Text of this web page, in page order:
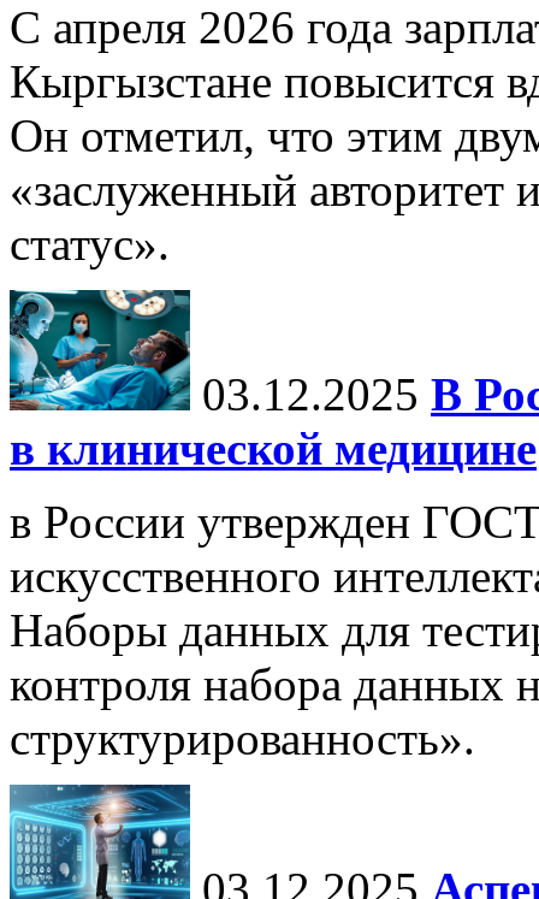
С апреля 2026 года
Кыргызстане повысится
Он отметил, что этим
«заслуженный
статус».
03.12.2025 В
в клинической медицине
в России утвержден
искусственного
Наборы данных для
контроля набора данных
структурированность».